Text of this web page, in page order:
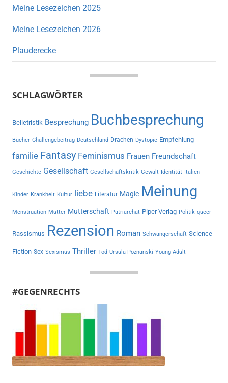
Meine Lesezeichen 2025
Meine Lesezeichen 2026
Plauderecke
SCHLAGWÖRTER
Belletristik Besprechung Buchbesprechung
Bücher Challengebeitrag Deutschland Drachen Dystopie Empfehlung
familie Fantasy Feminismus Frauen Freundschaft
Geschichte Gesellschaft Gesellschaftskritik Gewalt Identität Italien
Kinder Krankheit Kultur liebe Literatur Magie Meinung
Menstruation Mutter Mutterschaft Patriarchat Piper Verlag Politik queer
Rassismus Rezension Roman Schwangerschaft Science-
Fiction Sex Sexismus Thriller Tod Ursula Poznanski Young Adult
#GEGENRECHTS